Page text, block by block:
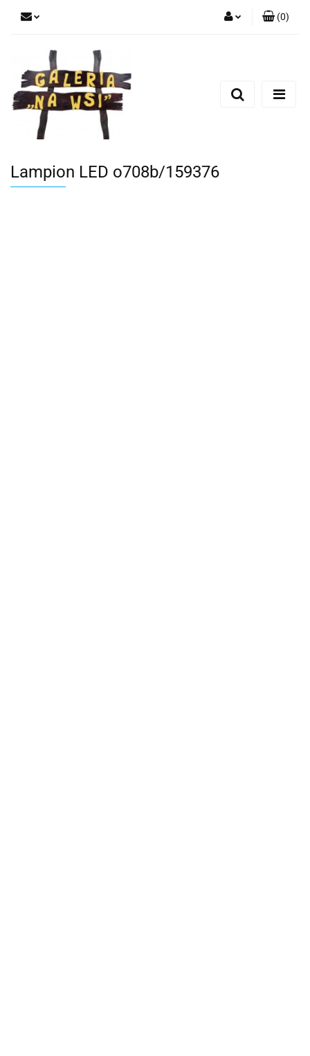
Dodaj zgłoszenie
(0)
Lampion LED o708b/159376